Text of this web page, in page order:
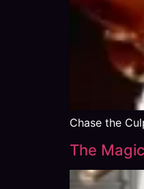
Chase the
The